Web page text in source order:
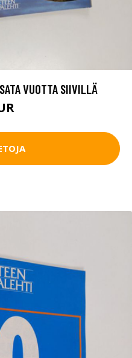
VUOTTA SIIVILLÄ